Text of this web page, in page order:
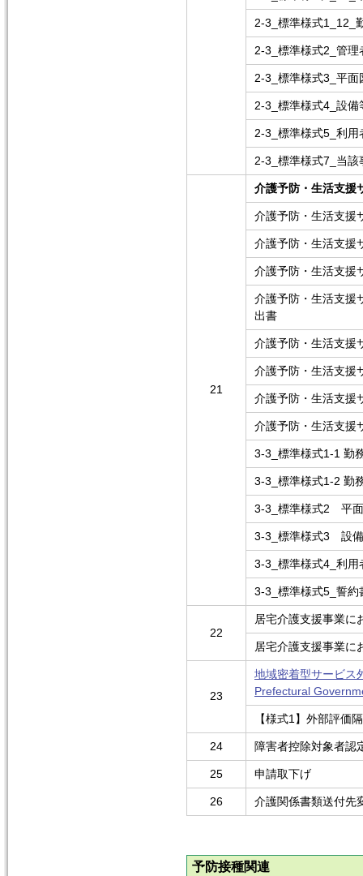
2-3_標準様式1_12_
2-3_標準様式2_管理
2-3_標準様式3_平面
2-3_標準様式4_設備
2-3_標準様式5_利
2-3_標準様式7_当
21
介護予防・生活支援
介護予防・生活支援
介護予防・生活支援
介護予防・生活支
介護予防・生活支援
出書
介護予防・生活支
介護予防・生活支援
介護予防・生活支援
介護予防・生活支援
3-3_標準様式1-1 勤
3-3_標準様式1-2 勤
3-3_標準様式2 平
3-3_標準様式3 設
3-3_標準様式4_利用
3-3_標準様式5_誓約
22
居宅介護支援事業に
居宅介護支援事業に
23
地域密着型サービス
Prefectural
【様式1】外部評価
24 障害者控除対象者認
25 申請取下げ
26 介護関係書類送付先
予防接種関連